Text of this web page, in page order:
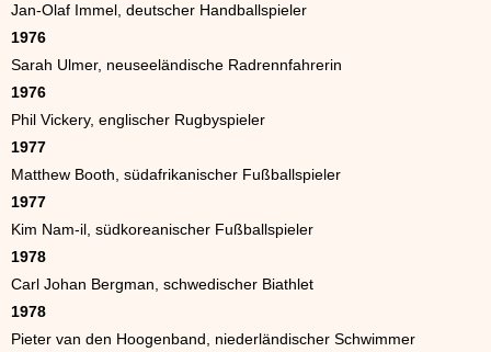
Jan-Olaf Immel, deutscher Handballspieler
1976
Sarah Ulmer, neuseeländische Radrennfahrerin
1976
Phil Vickery, englischer Rugbyspieler
1977
Matthew Booth, südafrikanischer Fußballspieler
1977
Kim Nam-il, südkoreanischer Fußballspieler
1978
Carl Johan Bergman, schwedischer Biathlet
1978
Pieter van den Hoogenband, niederländischer Schwimmer